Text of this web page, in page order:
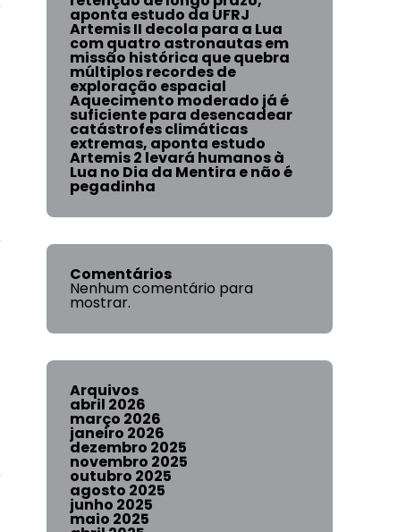
aponta estudo da UFRJ
Artemis II decola para a Lua
com quatro astronautas em
missão histórica que quebra
múltiplos recordes de
exploração espacial
Aquecimento moderado já é
suficiente para desencadear
catástrofes climáticas
extremas, aponta estudo
Artemis 2 levará humanos à
Lua no Dia da Mentira e não é
pegadinha
Comentários
Nenhum comentário para
mostrar.
Arquivos
abril 2026
março 2026
janeiro 2026
dezembro 2025
novembro 2025
outubro 2025
agosto 2025
junho 2025
maio 2025